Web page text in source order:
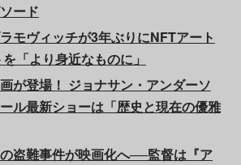
ード
モヴィッチが3年ぶりにNFTアート
「より身近なものに」
が登場！ ジョナサン・アンダーソ
ル最新ショーは「歴史と現在の優雅
盗難事件が映画化へ──監督は『ア